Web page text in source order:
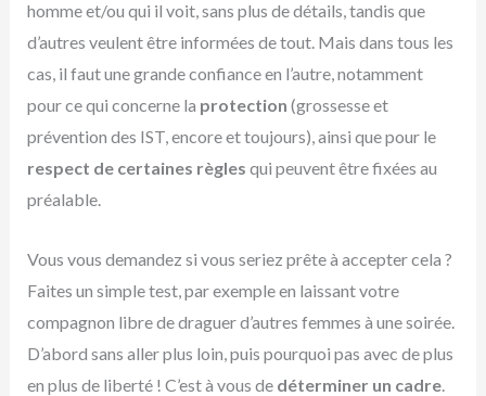
homme et/ou qui il voit, sans plus de détails, tandis que
d’autres veulent être informées de tout. Mais dans tous les
cas, il faut une grande confiance en l’autre, notamment
pour ce qui concerne la protection (grossesse et
prévention des IST, encore et toujours), ainsi que pour le
respect de certaines règles qui peuvent être fixées au
préalable.
Vous vous demandez si vous seriez prête à accepter cela ?
Faites un simple test, par exemple en laissant votre
compagnon libre de draguer d’autres femmes à une soirée.
D’abord sans aller plus loin, puis pourquoi pas avec de plus
en plus de liberté ! C’est à vous de déterminer un cadre.